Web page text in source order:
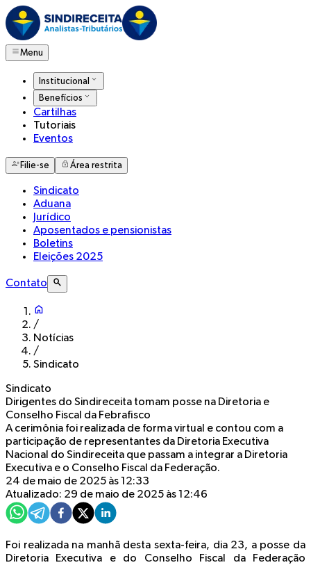
Menu
Institucional
Benefícios
Cartilhas
Tutoriais
Eventos
Filie-se Área restrita
Sindicato
Aduana
Jurídico
Aposentados e pensionistas
Boletins
Eleições 2025
Contato
/
Notícias
/
Sindicato
Sindicato
Dirigentes do Sindireceita tomam posse na Diretoria e
Conselho Fiscal da Febrafisco
A cerimônia foi realizada de forma virtual e contou com a
participação de representantes da Diretoria Executiva
Nacional do Sindireceita que passam a integrar a Diretoria
Executiva e o Conselho Fiscal da Federação.
24 de maio de 2025 às 12:33
Atualizado: 29 de maio de 2025 às 12:46
Foi realizada na manhã desta sexta-feira, dia 23, a posse da
Diretoria Executiva e do Conselho Fiscal da Federação